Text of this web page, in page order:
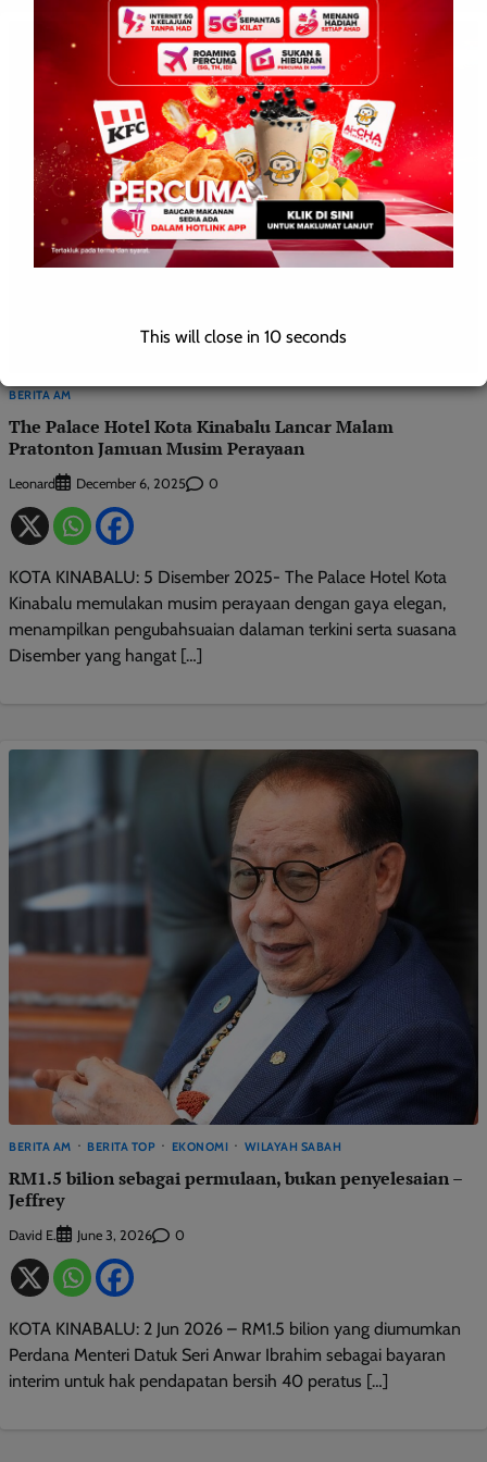
BERITA AM
The Palace Hotel Kota Kinabalu Lancar Malam
Pratonton Jamuan Musim Perayaan
Leonard December 6, 2025 0
KOTA KINABALU: 5 Disember 2025- The Palace Hotel Kota
Kinabalu memulakan musim perayaan dengan gaya elegan,
menampilkan pengubahsuaian dalaman terkini serta suasana
Disember yang hangat […]
BERITA AM BERITA TOP EKONOMI WILAYAH SABAH
RM1.5 bilion sebagai permulaan, bukan penyelesaian –
Jeffrey
David E. June 3, 2026 0
KOTA KINABALU: 2 Jun 2026 – RM1.5 bilion yang diumumkan
Perdana Menteri Datuk Seri Anwar Ibrahim sebagai bayaran
interim untuk hak pendapatan bersih 40 peratus […]
This will close in9seconds